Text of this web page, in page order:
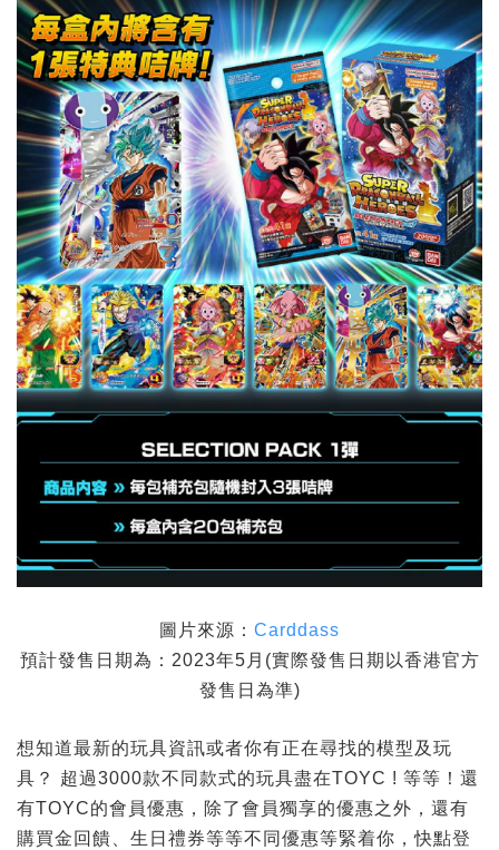
圖片來源： Carddass
預計發售日期為：2023年5月(實際發售日期以香港官方
發售日為準)
想知道最新的玩具資訊或者你有正在尋找的模型及玩
具？ 超過3000款不同款式的玩具盡在TOYC ! 等等！還
有TOYC的會員優惠，除了會員獨享的優惠之外，還有
購買金回饋、生日禮券等等不同優惠等緊着你，快點登